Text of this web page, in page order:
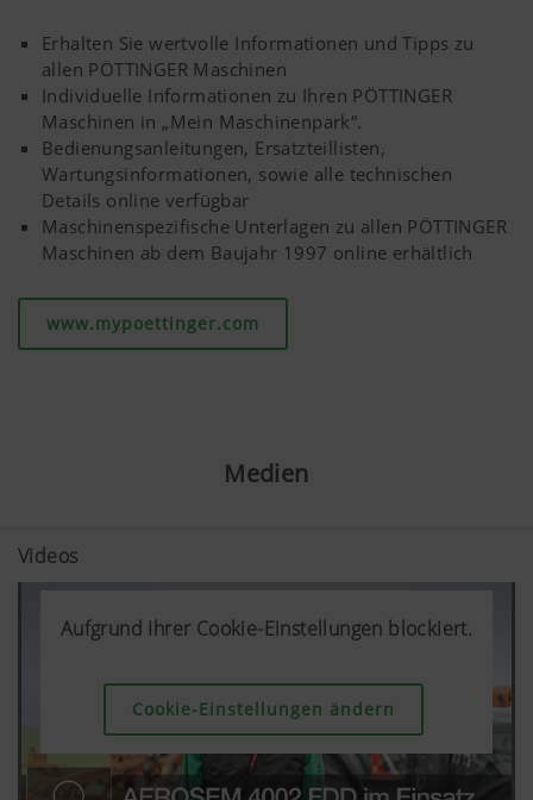
Erhalten Sie wertvolle Informationen und Tipps zu
allen PÖTTINGER Maschinen
Individuelle Informationen zu Ihren PÖTTINGER
Maschinen in „Mein Maschinenpark“.
Bedienungsanleitungen, Ersatzteillisten,
Wartungsinformationen, sowie alle technischen
Details online verfügbar
Maschinenspezifische Unterlagen zu allen PÖTTINGER
Maschinen ab dem Baujahr 1997 online erhältlich
www.mypoettinger.com
Medien
Videos
Aufgrund Ihrer Cookie-Einstellungen blockiert.
Cookie-Einstellungen ändern
Aufgrund Ihrer Cookie-Einstellungen blockiert.
Cookie-Einstellungen ändern
Aufgrund Ihrer Cookie-Einstellungen blockiert.
Cookie-Einstellungen ändern